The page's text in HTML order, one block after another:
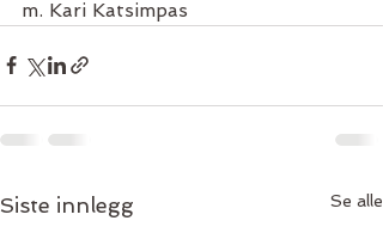
m. Kari Katsimpas
Siste innlegg Se alle